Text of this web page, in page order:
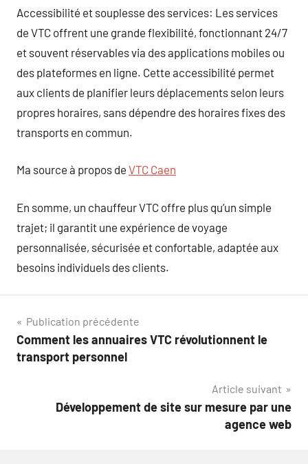
Accessibilité et souplesse des services: Les services
de VTC offrent une grande flexibilité, fonctionnant 24/7
et souvent réservables via des applications mobiles ou
des plateformes en ligne. Cette accessibilité permet
aux clients de planifier leurs déplacements selon leurs
propres horaires, sans dépendre des horaires fixes des
transports en commun.
Ma source à propos de VTC Caen
En somme, un chauffeur VTC offre plus qu’un simple
trajet; il garantit une expérience de voyage
personnalisée, sécurisée et confortable, adaptée aux
besoins individuels des clients.
Navigation
de
Publication précédente
Comment les annuaires VTC révolutionnent le
transport personnel
Article suivant
Développement de site sur mesure par une
agence web